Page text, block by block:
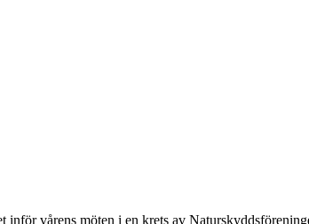
vårens möten i en krets av